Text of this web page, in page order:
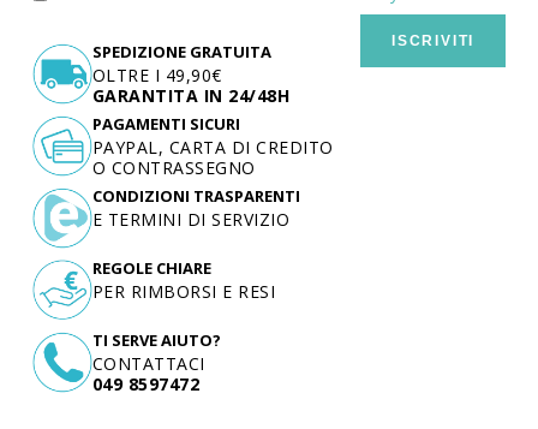
ISCRIVITI
SPEDIZIONE GRATUITA
OLTRE I 49,90€
GARANTITA IN 24/48H
TI SERVE AIUTO?
CONTATTACI
049 8597472
PAGAMENTI SICURI
PAYPAL, CARTA DI CREDITO
O CONTRASSEGNO
CONDIZIONI TRASPARENTI
E TERMINI DI SERVIZIO
REGOLE CHIARE
PER RIMBORSI E RESI